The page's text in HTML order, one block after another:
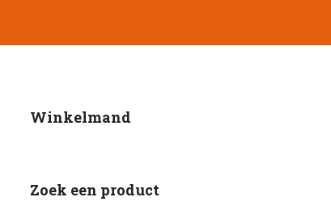
Winkelmand
Zoek een product